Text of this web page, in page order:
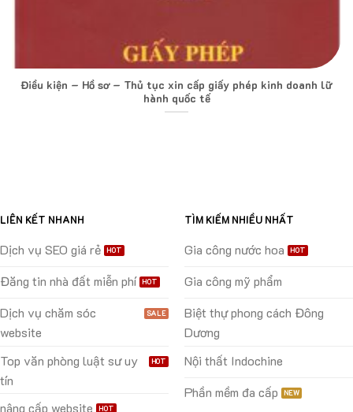
Điều kiện – Hồ sơ – Thủ tục xin cấp giấy phép kinh doanh lữ
hành quốc tế
LIÊN KẾT NHANH
Dịch vụ SEO giá rẻ
Đăng tin nhà đất miễn phí
Dịch vụ chăm sóc
website
Top văn phòng luật sư uy
tín
nâng cấp website
TÌM KIẾM NHIỀU NHẤT
Gia công nước hoa
Gia công mỹ phẩm
Biệt thự phong cách Đông
Dương
Nội thất Indochine
Phần mềm đa cấp